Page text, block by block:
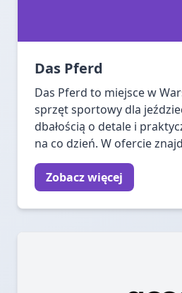
Das Pferd
Das Pferd to miejsce w
sprzęt sportowy dla
dbałością o detale i
na co dzień. W ofercie
Zobacz więcej